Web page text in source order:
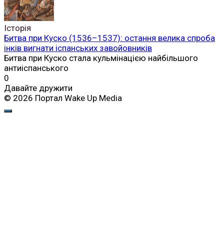
Історія
Битва при Куско (1536–1537): остання велика спроба
інків вигнати іспанських завойовників
Битва при Куско стала кульмінацією найбільшого
антиіспанського
0
Давайте дружити
© 2026 Портал Wake Up Media